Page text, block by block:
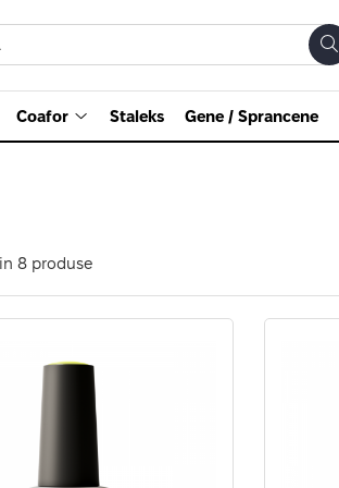
Coafor Staleks Gene / Sprancene
8 produse